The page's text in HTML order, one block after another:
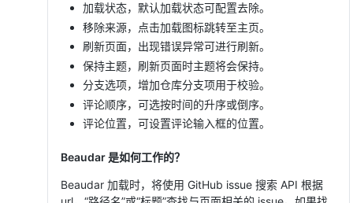
加载状态，默认加载状态可配置去除。
移除来源，点击加载图标跳转至主页。
刷新页面，出现错误异常可进行刷新。
保持主题，刷新页面时主题将会保持。
分支选项，增加仓库分支项用于校验。
评论顺序，可选按时间的升序或倒序。
评论位置，可设置评论输入框的位置。
Beaudar 是如何工作的？
Beaudar 加载时，将使用 GitHub issue 搜索 API 根据